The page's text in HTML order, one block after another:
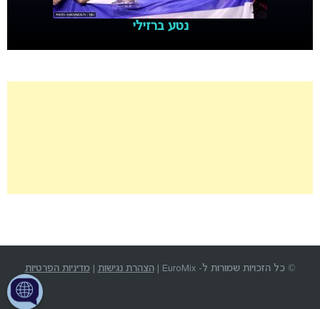
נטע ברזילי
© כל הזכויות שמורות ל- EuroMix | הצהרת נגישות |מדיניות הפרטיות